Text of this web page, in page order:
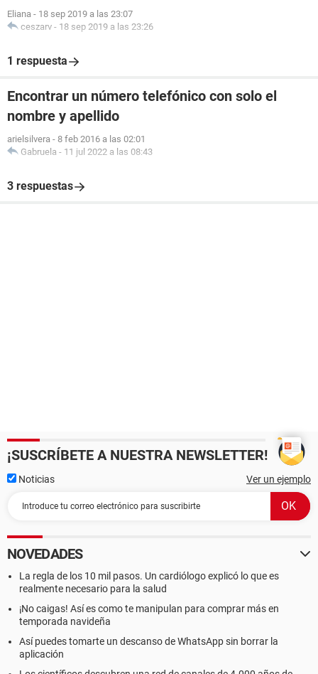
Eliana - 18 sep 2019 a las 23:07
ceszarv - 18 sep 2019 a las 23:26
1 respuesta
Encontrar un número telefónico con solo el
nombre y apellido
arielsilvera - 8 feb 2016 a las 02:01
Gabruela - 11 jul 2022 a las 08:43
3 respuestas
¡SUSCRÍBETE A NUESTRA NEWSLETTER!
Noticias Ver un ejemplo
NOVEDADES
La regla de los 10 mil pasos. Un cardiólogo explicó lo que es
realmente necesario para la salud
¡No caigas! Así es como te manipulan para comprar más en
temporada navideña
Así puedes tomarte un descanso de WhatsApp sin borrar la
aplicación